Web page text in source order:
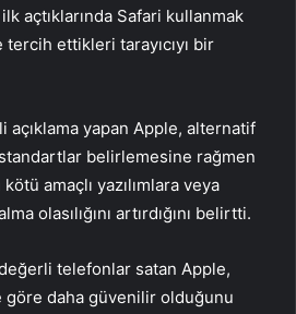
açtıklarında Safari kullanmak
ettikleri tarayıcıyı bir
yapan Apple, alternatif
belirlemesine rağmen
kötü amaçlı yazılımlara veya
olasılığını artırdığını belirtti.
telefonlar satan Apple,
göre daha güvenilir olduğunu